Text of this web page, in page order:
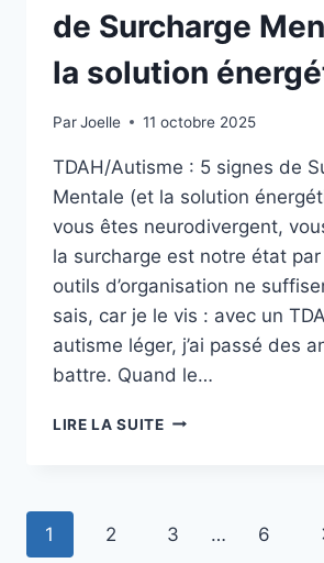
de Surcharge
la solution
ParJoelle 11 octobre 2025
TDAH/Autisme : 5 signes de
Mentale (et la solution
vous êtes neurodivergent,
la surcharge est notre état
outils d’organisation ne
sais, car je le vis : avec un
autisme léger, j’ai passé des
battre. Quand le…
LIRE LA SUITETDAH/AUTISME
SURCHARGE
Navigation
1 2 3 … 6